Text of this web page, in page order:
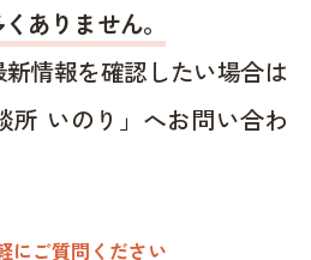
ありません。
情報を確認したい場合は
所 いのり」へお問い合わ
にご質問ください